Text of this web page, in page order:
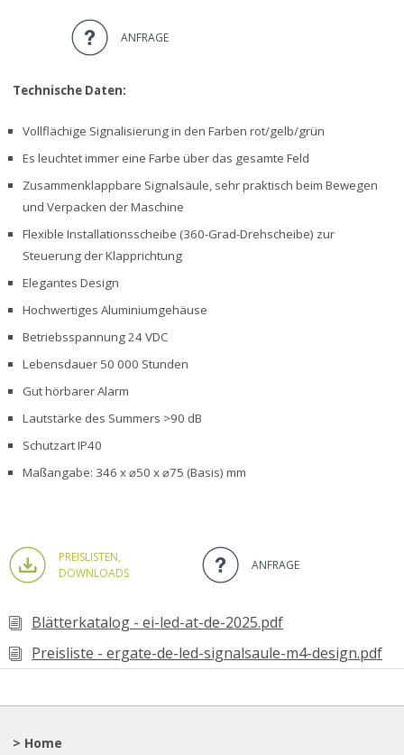
ANFRAGE
Technische Daten:
Vollflächige Signalisierung in den Farben rot/gelb/grün
Es leuchtet immer eine Farbe über das gesamte Feld
Zusammenklappbare Signalsäule, sehr praktisch beim Bewegen
und Verpacken der Maschine
Flexible Installationsscheibe (360-Grad-Drehscheibe) zur
Steuerung der Klapprichtung
Elegantes Design
Hochwertiges Aluminiumgehäuse
Betriebsspannung 24 VDC
Lebensdauer 50 000 Stunden
Gut hörbarer Alarm
Lautstärke des Summers >90 dB
Schutzart IP40
Maßangabe: 346 x ⌀50 x ⌀75 (Basis) mm
PREISLISTEN,
DOWNLOADS
ANFRAGE
Blätterkatalog - ei-led-at-de-2025.pdf
Preisliste - ergate-de-led-signalsaule-m4-design.pdf
> Home